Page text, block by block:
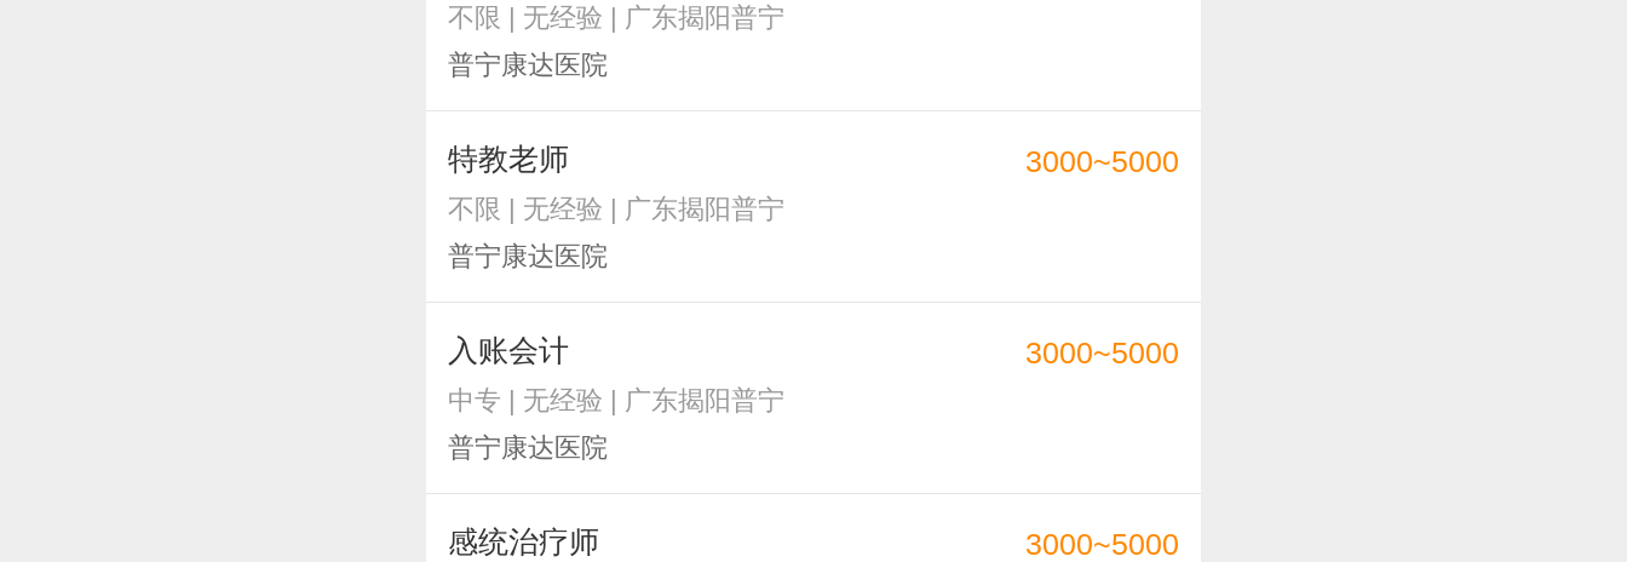
不限 | 无经验 | 广东揭阳普宁
普宁康达医院
特教老师
不限 | 无经验 | 广东揭阳普宁
普宁康达医院
3000~5000
入账会计
中专 | 无经验 | 广东揭阳普宁
普宁康达医院
3000~5000
感统治疗师 3000~5000